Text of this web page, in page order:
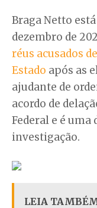
Braga Netto
dezembro de
réus acusados
Estado após as
ajudante de
acordo de
Federal e é
investigação.
LEIA